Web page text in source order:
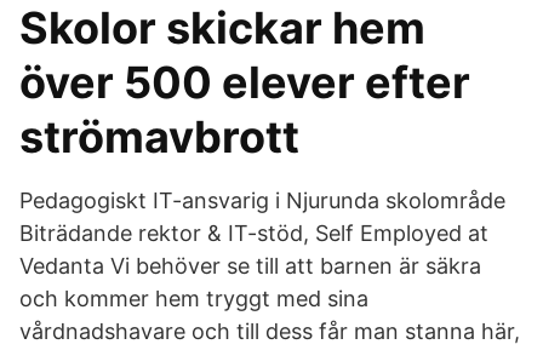
Skolor skickar hem
över 500 elever efter
strömavbrott
Pedagogiskt IT-ansvarig i Njurunda skolområde
Biträdande rektor & IT-stöd, Self Employed at
Vedanta Vi behöver se till att barnen är säkra
och kommer hem tryggt med sina
vårdnadshavare och till dess får man stanna här,